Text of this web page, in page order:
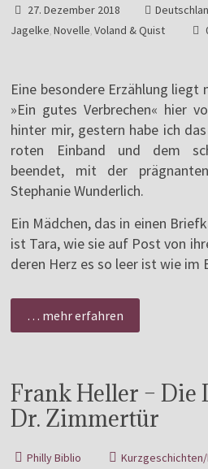
27. Dezember 2018
Jagelke,Novelle,Voland & Quist
Eine besondere Erzählung
»Ein gutes Verbrechen« hier
hinter mir, gestern habe ich
roten Einband und dem
beendet, mit der
Stephanie Wunderlich.
Ein Mädchen, das in einen
ist Tara, wie sie auf Post von
deren Herz es so leer ist wie im
… mehr erfahren
Frank Heller – Die
Dr. Zimmertür
Philly Biblio